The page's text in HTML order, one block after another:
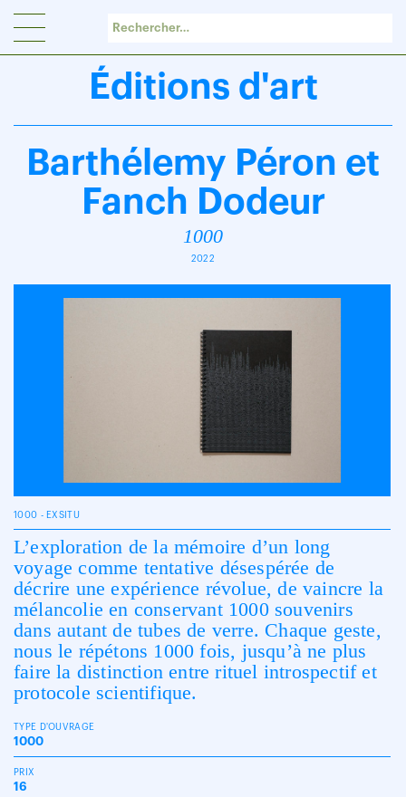
Éditions d'art
Barthélemy Péron et
Fanch Dodeur
1000
2022
1000 - EXSITU
L’exploration de la mémoire d’un long
voyage comme tentative désespérée de
décrire une expérience révolue, de vaincre la
mélancolie en conservant 1000 souvenirs
dans autant de tubes de verre. Chaque geste,
nous le répétons 1000 fois, jusqu’à ne plus
faire la distinction entre rituel introspectif et
protocole scientifique.
TYPE D'OUVRAGE
1000
PRIX
16